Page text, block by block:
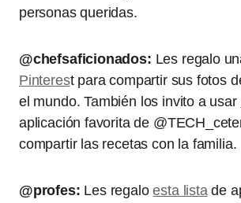
personas queridas.
@chefsaficionados: Les regalo
Pinterest para compartir sus fotos
el mundo. También los invito a usar
aplicación favorita de
compartir las recetas con la familia.
@profes: Les regaloesta listade